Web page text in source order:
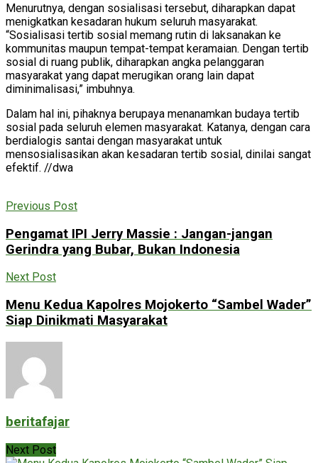
Menurutnya, dengan sosialisasi tersebut, diharapkan dapat
menigkatkan kesadaran hukum seluruh masyarakat.
“Sosialisasi tertib sosial memang rutin di laksanakan ke
kommunitas maupun tempat-tempat keramaian. Dengan tertib
sosial di ruang publik, diharapkan angka pelanggaran
masyarakat yang dapat merugikan orang lain dapat
diminimalisasi,” imbuhnya.
Dalam hal ini, pihaknya berupaya menanamkan budaya tertib
sosial pada seluruh elemen masyarakat. Katanya, dengan cara
berdialogis santai dengan masyarakat untuk
mensosialisasikan akan kesadaran tertib sosial, dinilai sangat
efektif. //dwa
Previous Post
Pengamat IPI Jerry Massie : Jangan-jangan
Gerindra yang Bubar, Bukan Indonesia
Next Post
Menu Kedua Kapolres Mojokerto “Sambel Wader”
Siap Dinikmati Masyarakat
beritafajar
Next Post